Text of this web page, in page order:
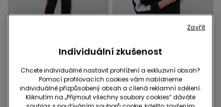
2 Barvy
Dlouhé Dívčí Tepláky Teplé
s Bočními Pruhy
399,00 Kč
2 Barvy
Teplá Dívčí Mikina na Zip s
Bočními Pruhy
499,00 Kč
Individuální zkušenost
Chcete individuálně nastavit prohlížení a exkluzivní obsah?
Pomocí profilovacích cookies vám nabídneme
individuálně přizpůsobený obsah a cílená reklamní sdělení.
Kliknutím na „Přijmout všechny soubory cookies“ dáváte
Zavřít